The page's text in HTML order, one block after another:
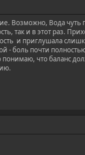
Возможно, Вода чуть
так и в этот раз.
и приглушала
- боль почти
что баланс